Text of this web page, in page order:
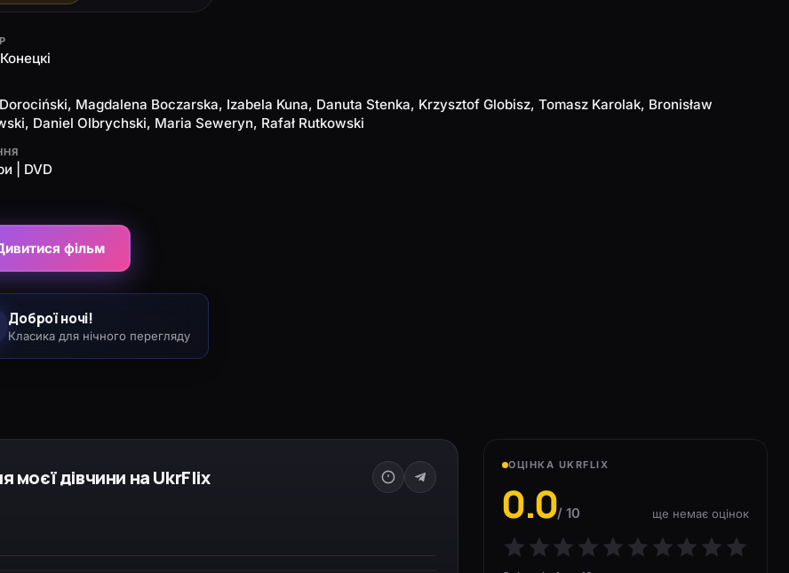
Magdalena Boczarska, Izabela Kuna, Danuta Stenka, Krzysztof Globisz, Tomasz Karolak, Bronisław
Daniel Olbrychski, Maria Seweryn, Rafał Rutkowski
| DVD
фільм
Доброї ночі!
Класика для нічного перегляду
моєї дівчини на UkrFlix
ОЦІНКА UKRFLIX
0.0/ 10 ще немає оцінок